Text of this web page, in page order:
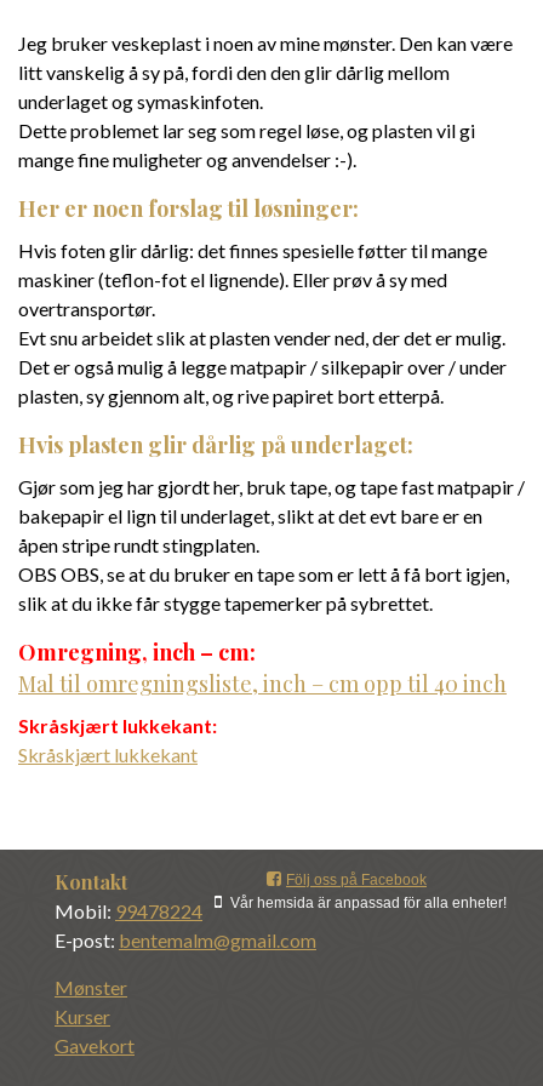
Jeg bruker veskeplast i noen av mine mønster. Den kan være
litt vanskelig å sy på, fordi den den glir dårlig mellom
underlaget og symaskinfoten.
Dette problemet lar seg som regel løse, og plasten vil gi
mange fine muligheter og anvendelser :-).
Her er noen forslag til løsninger:
Hvis foten glir dårlig: det finnes spesielle føtter til mange
maskiner (teflon-fot el lignende). Eller prøv å sy med
overtransportør.
Evt snu arbeidet slik at plasten vender ned, der det er mulig.
Det er også mulig å legge matpapir / silkepapir over / under
plasten, sy gjennom alt, og rive papiret bort etterpå.
Hvis plasten glir dårlig på underlaget:
Gjør som jeg har gjordt her, bruk tape, og tape fast matpapir /
bakepapir el lign til underlaget, slikt at det evt bare er en
åpen stripe rundt stingplaten.
OBS OBS, se at du bruker en tape som er lett å få bort igjen,
slik at du ikke får stygge tapemerker på sybrettet.
Omregning, inch – cm:
Mal til omregningsliste, inch – cm opp til 40 inch
Skråskjært lukkekant:
Skråskjært lukkekant
Kontakt
Mobil: 99478224
E-post: bentemalm@gmail.com
Mønster
Kurser
Gavekort
Följ oss på Facebook
Vår hemsida är anpassad för alla enheter!